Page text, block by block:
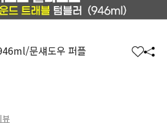
문섀도우 퍼플
찜 공
뷰